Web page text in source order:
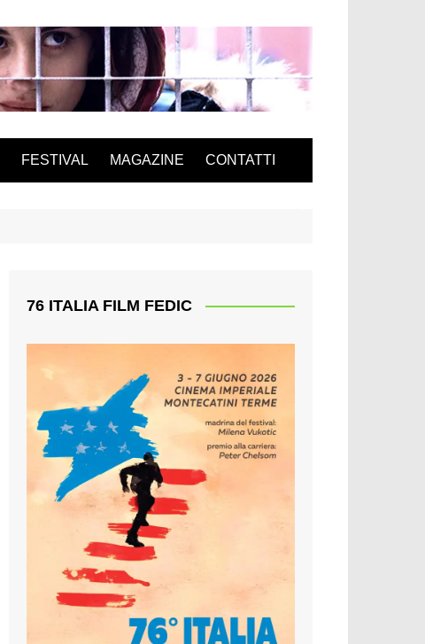
FESTIVAL MAGAZINE CONTATTI
76 ITALIA FILM FEDIC